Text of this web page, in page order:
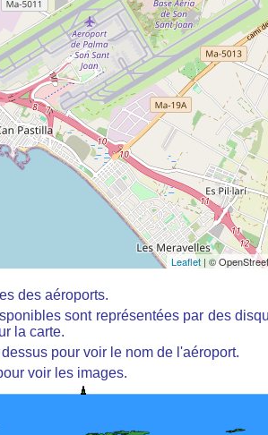
Leaflet | ©
des aéroports.
sont représentées par des
la carte.
pour voir le nom de l'aéroport.
voir les images.